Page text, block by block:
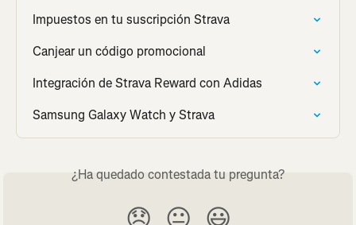
Impuestos en tu suscripción Strava
Canjear un código promocional
Integración de Strava Reward con Adidas
Samsung Galaxy Watch y Strava
¿Ha quedado contestada tu pregunta?